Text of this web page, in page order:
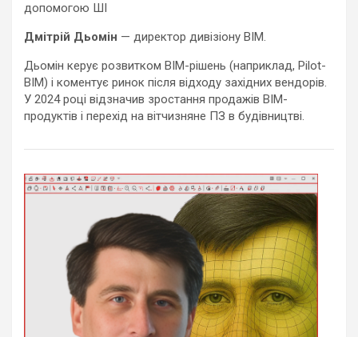
допомогою ШІ
Дмітрій Дьомін — директор дивізіону BIM.
Дьомін керує розвитком BIM-рішень (наприклад, Pilot-
BIM) і коментує ринок після відходу західних вендорів.
У 2024 році відзначив зростання продажів BIM-
продуктів і перехід на вітчизняне ПЗ в будівництві.